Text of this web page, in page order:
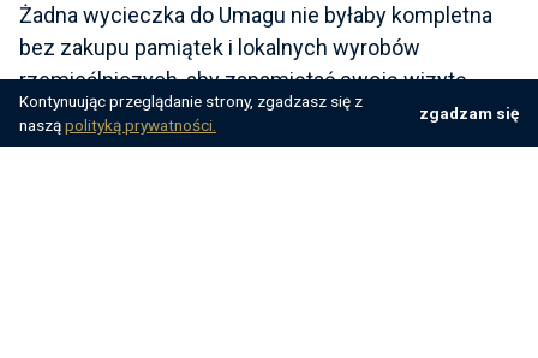
Żadna wycieczka do Umagu nie byłaby kompletna
bez zakupu pamiątek i lokalnych wyrobów
rzemieślniczych, aby zapamiętać swoją wizytę.
Miasto oferuje wiele sklepów, w których można
znaleźć tradycyjne istryjskie produkty. Jak inaczej
Kontynuując przeglądanie strony, zgadzasz się z
nasząpolityką prywatności.
zgadzam się